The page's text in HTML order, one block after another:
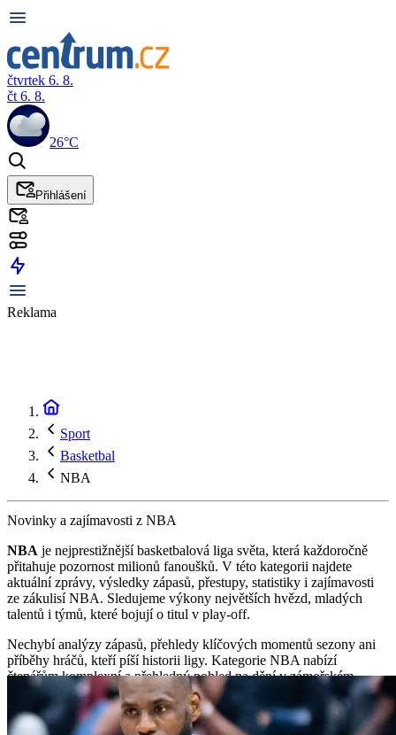
čtvrtek 6. 8.
čt 6. 8.
26°C
Přihlášení
Reklama
Sport
Basketbal
NBA
Novinky a zajímavosti z NBA
NBA je nejprestižnější basketbalová liga světa, která každoročně
přitahuje pozornost milionů fanoušků. V této kategorii najdete
aktuální zprávy, výsledky zápasů, přestupy, statistiky i zajímavosti
ze zákulisí NBA. Sledujeme výkony největších hvězd, mladých
talentů i týmů, které bojují o titul v play-off.
Nechybí analýzy zápasů, přehledy klíčových momentů sezony ani
příběhy hráčů, kteří píší historii ligy. Kategorie NBA nabízí
čtenářům komplexní a přehledný pohled na dění v zámořském
basketbalu – od každodenních výsledků až po velká finále, která
sleduje celý sportovní svět.